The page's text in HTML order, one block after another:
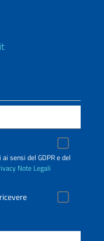
sensi del GDPR e del
Note Legali